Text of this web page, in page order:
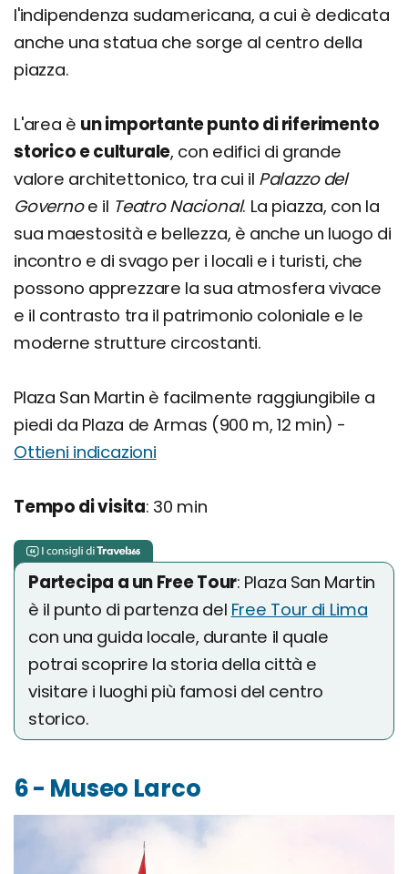
l'indipendenza sudamericana, a cui è dedicata
anche una statua che sorge al centro della
piazza.
L'area è un importante punto di riferimento
storico e culturale, con edifici di grande
valore architettonico, tra cui il Palazzo del
Governoe il Teatro Nacional. La piazza, con la
sua maestosità e bellezza, è anche un luogo di
incontro e di svago per i locali e i turisti, che
possono apprezzare la sua atmosfera vivace
e il contrasto tra il patrimonio coloniale e le
moderne strutture circostanti.
Plaza San Martin è facilmente raggiungibile a
piedi da Plaza de Armas (900 m, 12 min) -
Ottieni indicazioni
Tempo di visita: 30 min
Partecipa a un Free Tour: Plaza San Martin
è il punto di partenza del Free Tour di Lima
con una guida locale, durante il quale
potrai scoprire la storia della città e
visitare i luoghi più famosi del centro
storico.
6 - Museo Larco